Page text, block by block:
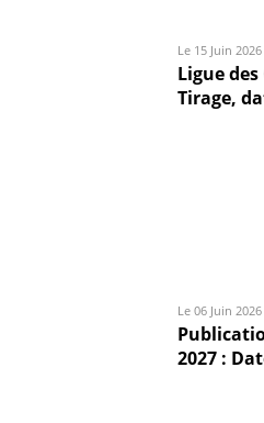
Le 15 Juin 2026
Ligue
Tirage,
Le 06 Juin 2026
2027 :